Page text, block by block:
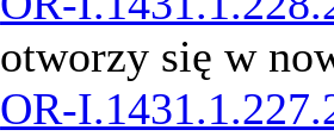
otworzy się w
OR-